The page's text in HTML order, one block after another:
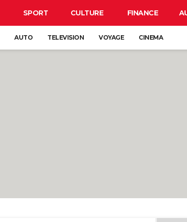
SPORT CULTURE FINANCE
AUTO TELEVISION VOYAGE CINEMA